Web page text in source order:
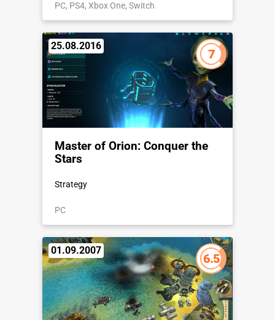
PC, PS4, Xbox One, Switch
25.08.2016
7
Master of Orion: Conquer the
Stars
Strategy
PC
01.09.2007
6.5